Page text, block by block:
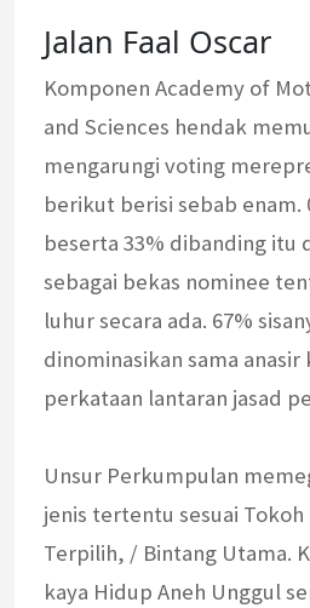
Jalan Faal Oscar
Komponen Academy of
and Sciences hendak
mengarungi voting
berikut berisi sebab enam.
beserta 33% dibanding itu
sebagai bekas nominee
luhur secara ada. 67%
dinominasikan sama
perkataan lantaran jasad
Unsur Perkumpulan
jenis tertentu sesuai
Terpilih, / Bintang Utama.
kaya Hidup Aneh Unggul